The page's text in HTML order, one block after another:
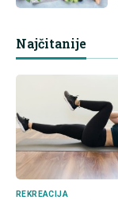
Najčitanije
REKREACIJA